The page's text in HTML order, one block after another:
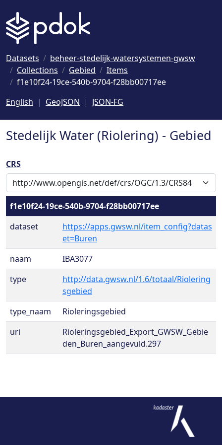
Datasets
beheer-stedelijk-watersystemen-gwsw
Collections
Gebied
Items
f1e10f24-19ce-540b-9704-f28bb00717ee
English
GeoJSON JSON-FG
Stedelijk Water (Riolering) - Gebied
CRS
f1e10f24-19ce-540b-9704-f28bb00717ee
dataset
https://apps.gwsw.nl/item_config?datas
et=Buren
naam
IBA3077
type
http://data.gwsw.nl/1.6/totaal/Riolering
sgebied
type_naam
Rioleringsgebied
uri
Rioleringsgebied_Export_GWSW_Gebie
den_Buren_aangevuld.297